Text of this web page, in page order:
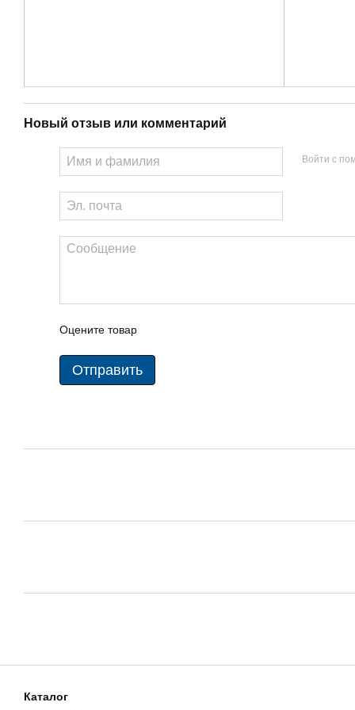
Глубоко очищающее средство от выпадения волос с
Триоксидила + блокираторами дигидротестостерона
достижения максимального эффекта.
Трехкратное действие Trioxidil нацелено на основные
В составе имеются высокоэффективные блокаторы DHT.
Клинически доказано, что Миноксидил разглаживает
Новый отзыв или комментарий
Войти с
Оцените товар
Отправить
Каталог